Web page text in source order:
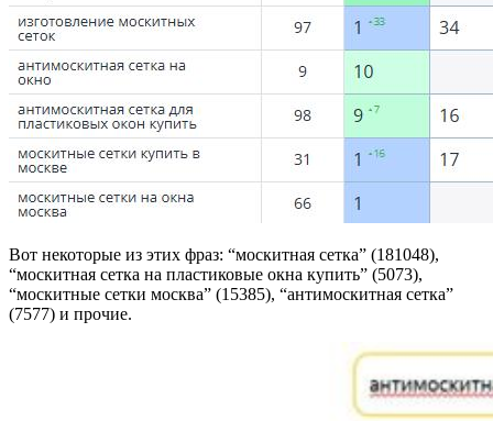
Вот некоторые из этих фраз: “москитная сетка” (181048),
“москитная сетка на пластиковые окна купить” (5073),
“москитные сетки москва” (15385), “антимоскитная сетка”
(7577) и прочие.